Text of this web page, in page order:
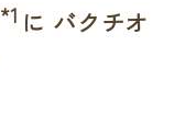
*1 に バクチオ